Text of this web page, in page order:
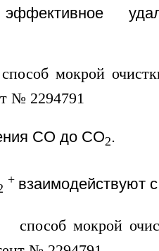
СО до СО2.
+ взаимодействуют